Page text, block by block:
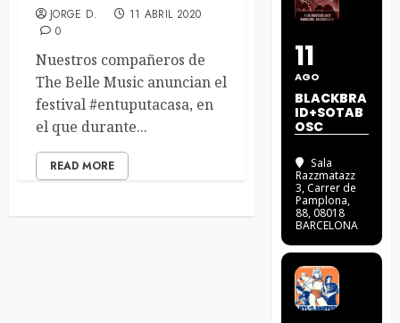
JORGE D.
11 ABRIL 2020
0
Nuestros compañeros de
The Belle Music anuncian el
festival #entuputacasa, en
el que durante...
READ MORE
11
AGO
BLACKBRA
ID+SOTAB
OSC
Sala
Razzmatazz
3, Carrer de
Pamplona,
88, 08018
BARCELONA